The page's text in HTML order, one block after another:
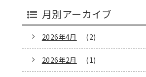
月別アーカイブ
2026年4月 (2)
2026年2月 (1)